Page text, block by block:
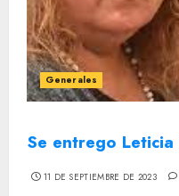
Generales
Se entrego Leticia
11 DE SEPTIEMBRE DE 2023